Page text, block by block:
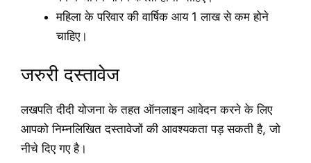
महिला के परिवार की वार्षिक आय 1 लाख से कम होने
चाहिए।
जरुरी दस्तावेज
लखपति दीदी योजना के तहत ऑनलाइन आवेदन करने के लिए
आपको निम्नलिखित दस्तावेजों की आवश्यकता पड़ सकती है, जो
नीचे दिए गए है।